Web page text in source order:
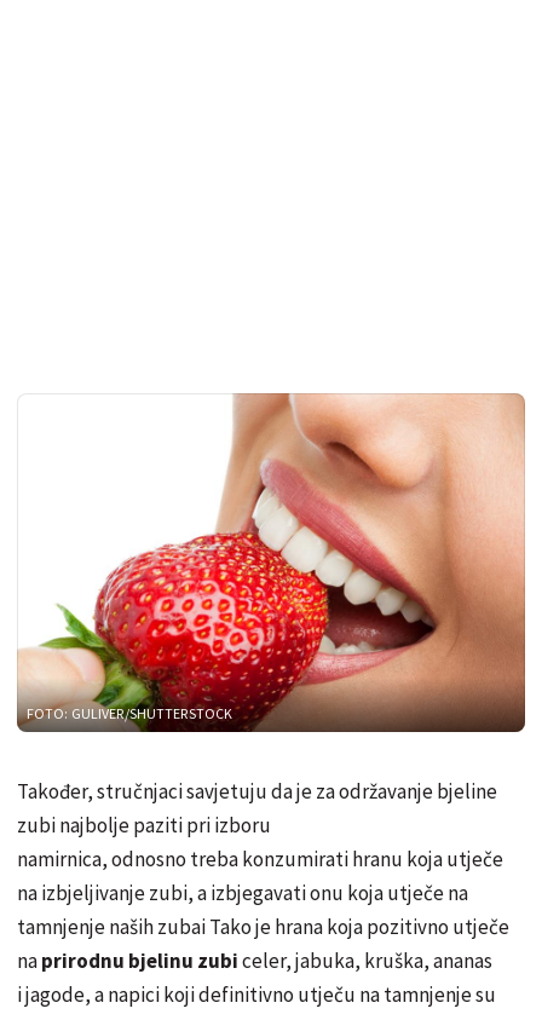
FOTO: GULIVER/SHUTTERSTOCK
Također, stručnjaci savjetuju da je za održavanje bjeline
zubi najbolje paziti pri izboru
namirnica, odnosno treba konzumirati hranu koja utječe
na izbjeljivanje zubi, a izbjegavati onu koja utječe na
tamnjenje naših zubai Tako je hrana koja pozitivno utječe
naprirodnu bjelinu zubiceler, jabuka, kruška, ananas
i jagode, a napici koji definitivno utječu na tamnjenje su